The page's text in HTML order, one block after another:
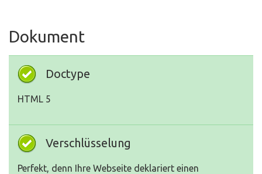
Dokument
Doctype
HTML 5
Verschlüsselung
Perfekt, denn Ihre Webseite deklariert einen